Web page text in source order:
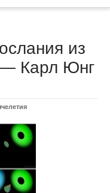
из
— Карл Юнг